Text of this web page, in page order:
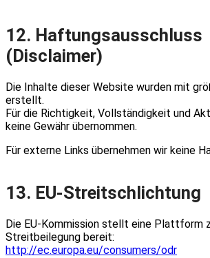
12. Haftungsausschluss
(Disclaimer)
Die Inhalte dieser Website wurden mit
erstellt.
Für die Richtigkeit, Vollständigkeit und
keine Gewähr übernommen.
Für externe Links übernehmen wir keine
13. EU-Streitschlichtung
Die EU-Kommission stellt eine Plattform
Streitbeilegung bereit:
http://ec.europa.eu/consumers/odr